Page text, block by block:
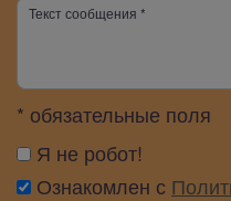
* обязательные поля
Я не робот!
Ознакомлен с